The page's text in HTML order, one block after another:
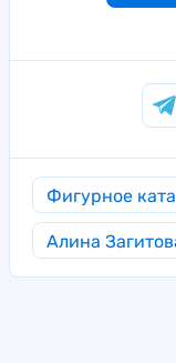
Фигурное
Алина